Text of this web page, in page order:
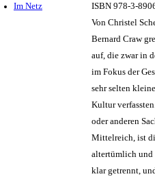
Im Netz
ISBN 978-3-
Von Christel
Bernard Craw
auf, die zwar in
im Fokus der
sehr selten
Kultur
oder anderen
Mittelreich, ist
altertümlich und
klar getrennt,